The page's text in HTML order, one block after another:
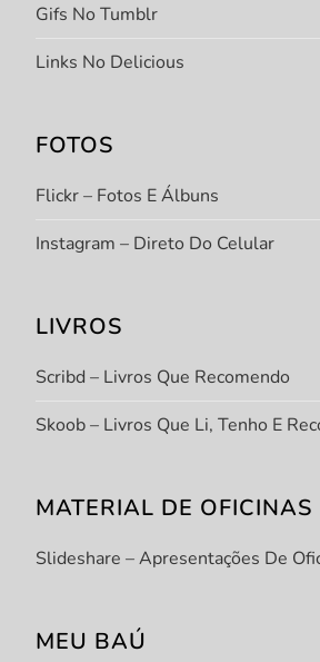
Gifs No Tumblr
Links No Delicious
FOTOS
Flickr – Fotos E Álbuns
Instagram – Direto Do Celular
LIVROS
Scribd – Livros Que Recomendo
Skoob – Livros Que Li, Tenho E
MATERIAL DE OFICINAS
Slideshare – Apresentações De
MEU BAÚ